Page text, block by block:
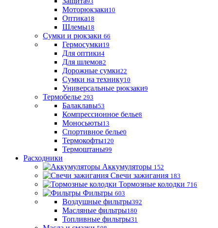
Моторюкзаки10
Оптика18
Шлемы18
Сумки и рюкзаки 66
Гермосумки19
Для оптики4
Для шлемов2
Дорожные сумки22
Сумки на технику10
Универсальные рюкзаки9
Термобелье 293
Балаклавы53
Компрессионное белье8
Моносьюты13
Спортивное белье0
Термокофты120
Термоштаны99
Расходники
Аккумуляторы 152
Свечи зажигания 183
Тормозные колодки 716
Фильтры 603
Воздушные фильтры392
Масляные фильтры180
Топливные фильтры31